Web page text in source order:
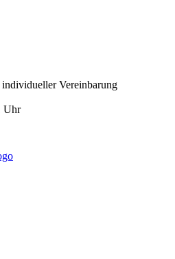
Vereinbarung
Uhr